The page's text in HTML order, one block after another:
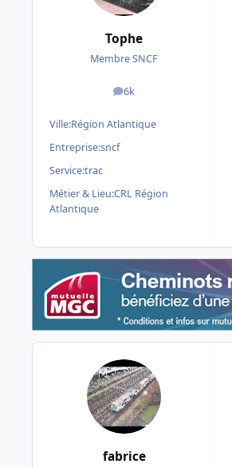
Tophe
Membre SNCF
6k
messages
Ville:Région Atlantique
Entreprise:sncf
Service:trac
Métier & Lieu:CRL Région
Atlantique
fabrice